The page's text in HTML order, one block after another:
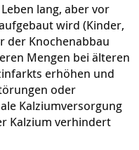
lang, aber vor
wird (Kinder,
der Knochenabbau
Mengen bei älteren
erhöhen und
oder
Kalziumversorgung
Kalzium verhindert